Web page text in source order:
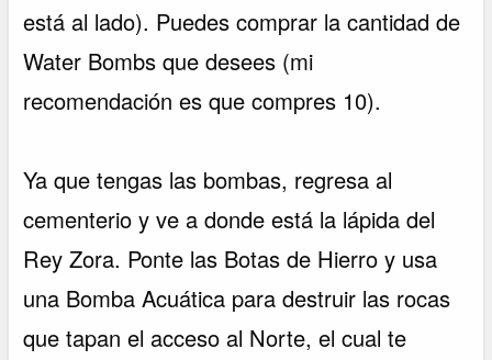
está al lado). Puedes comprar la cantidad de
Water Bombs que desees (mi
recomendación es que compres 10).
Ya que tengas las bombas, regresa al
cementerio y ve a donde está la lápida del
Rey Zora. Ponte las Botas de Hierro y usa
una Bomba Acuática para destruir las rocas
que tapan el acceso al Norte, el cual te